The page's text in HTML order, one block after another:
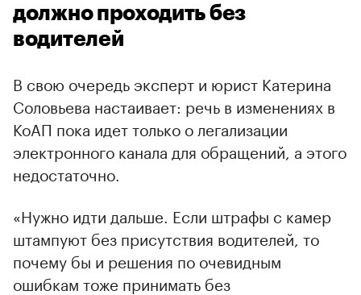
должно проходить без
водителей
В свою очередь эксперт и юрист Катерина
Соловьева настаивает: речь в изменениях в
КоАП пока идет только о легализации
электронного канала для обращений, а этого
недостаточно.
«Нужно идти дальше. Если штрафы с камер
штампуют без присутствия водителей, то
почему бы и решения по очевидным
ошибкам тоже принимать без